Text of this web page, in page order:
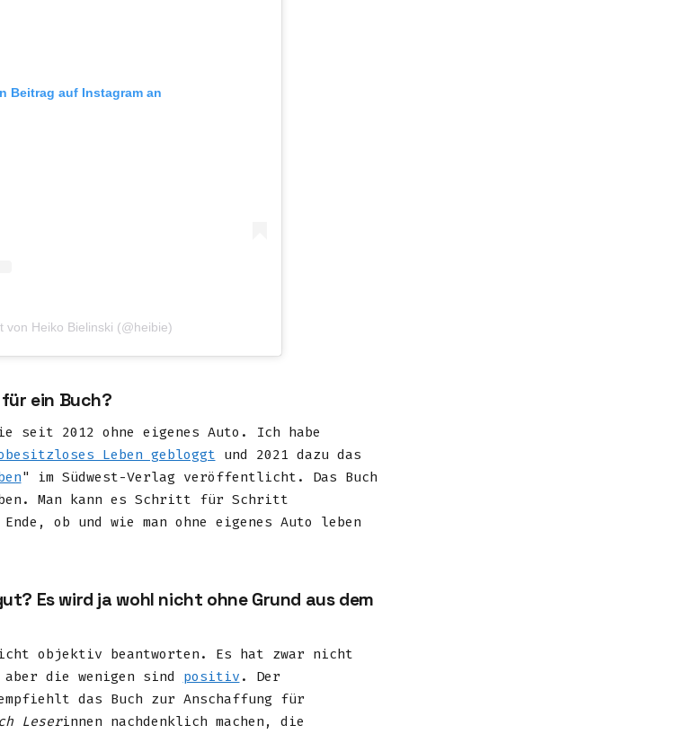
Beitrag auf Instagram an
von Heiko Bielinski (@heibie)
ein Buch?
seit 2012 ohne eigenes Auto. Ich habe
Leben gebloggt und 2021 dazu das
" im Südwest-Verlag veröffentlicht. Das Buch
Man kann es Schritt für Schritt
ob und wie man ohne eigenes Auto leben
Es wird ja wohl nicht ohne Grund aus dem
objektiv beantworten. Es hat zwar nicht
aber die wenigen sind positiv . Der
das Buch zur Anschaffung für
Leserinnen nachdenklich machen, die